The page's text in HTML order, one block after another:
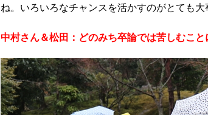
ね。いろいろなチャンスを活かすのがとても
中村さん＆松田：どのみち卒論では苦しむこ